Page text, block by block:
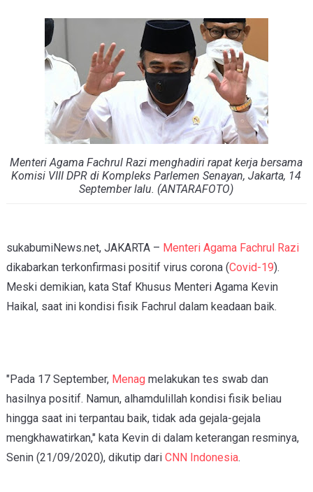
A+
Menteri Agama Fachrul Razi menghadiri rapat kerja bersama
Komisi VIII DPR di Kompleks Parlemen Senayan, Jakarta, 14
September lalu. (ANTARAFOTO)
sukabumiNews.net, JAKARTA – Menteri Agama Fachrul Razi
dikabarkan terkonfirmasi positif virus corona (Covid-19).
Meski demikian, kata Staf Khusus Menteri Agama Kevin
Haikal, saat ini kondisi fisik Fachrul dalam keadaan baik.
"Pada 17 September, Menag melakukan tes swab dan
hasilnya positif. Namun, alhamdulillah kondisi fisik beliau
hingga saat ini terpantau baik, tidak ada gejala-gejala
mengkhawatirkan," kata Kevin di dalam keterangan resminya,
Senin (21/09/2020), dikutip dari CNN Indonesia.